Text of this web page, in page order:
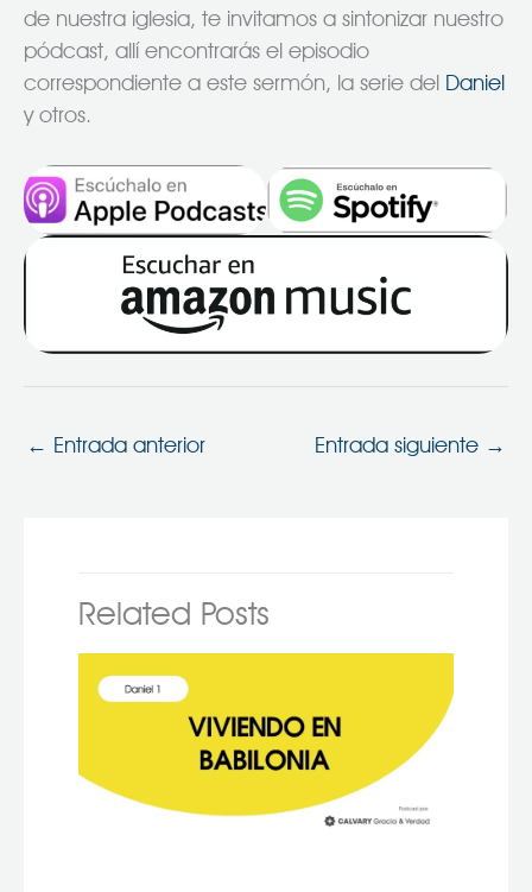
de nuestra iglesia, te invitamos a sintonizar nuestro
pódcast, allí encontrarás el episodio
correspondiente a este sermón, la serie del Daniel
y otros.
← Entrada anterior Entrada siguiente →
Related Posts